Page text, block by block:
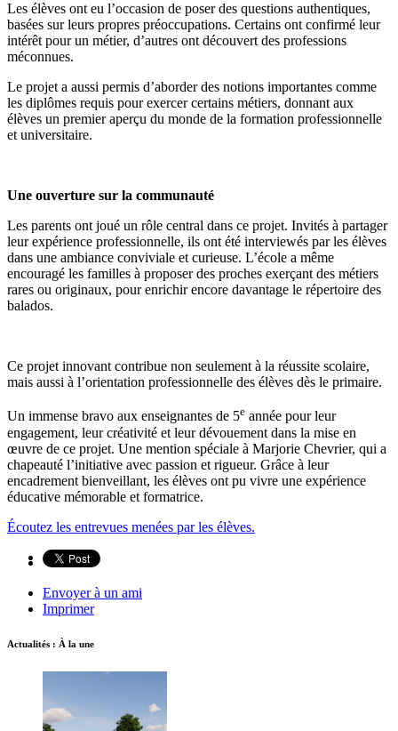
Les élèves ont eu l’occasion de poser des questions authentiques,
basées sur leurs propres préoccupations. Certains ont confirmé leur
intérêt pour un métier, d’autres ont découvert des professions
méconnues.
Le projet a aussi permis d’aborder des notions importantes comme
les diplômes requis pour exercer certains métiers, donnant aux
élèves un premier aperçu du monde de la formation professionnelle
et universitaire.
Une ouverture sur la communauté
Les parents ont joué un rôle central dans ce projet. Invités à partager
leur expérience professionnelle, ils ont été interviewés par les élèves
dans une ambiance conviviale et curieuse. L’école a même
encouragé les familles à proposer des proches exerçant des métiers
rares ou originaux, pour enrichir encore davantage le répertoire des
balados.
Ce projet innovant contribue non seulement à la réussite scolaire,
mais aussi à l’orientation professionnelle des élèves dès le primaire.
Un immense bravo aux enseignantes de 5e année pour leur
engagement, leur créativité et leur dévouement dans la mise en
œuvre de ce projet. Une mention spéciale à Marjorie Chevrier, qui a
chapeauté l’initiative avec passion et rigueur. Grâce à leur
encadrement bienveillant, les élèves ont pu vivre une expérience
éducative mémorable et formatrice.
Écoutez les entrevues menées par les élèves.
Envoyer à un ami
Imprimer
Actualités : À la une